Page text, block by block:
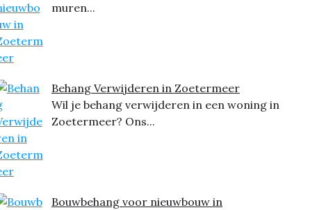
muren...
Behang Verwijderen in Zoetermeer
Wil je behang verwijderen in een woning in
Zoetermeer? Ons...
Bouwbehang voor nieuwbouw in